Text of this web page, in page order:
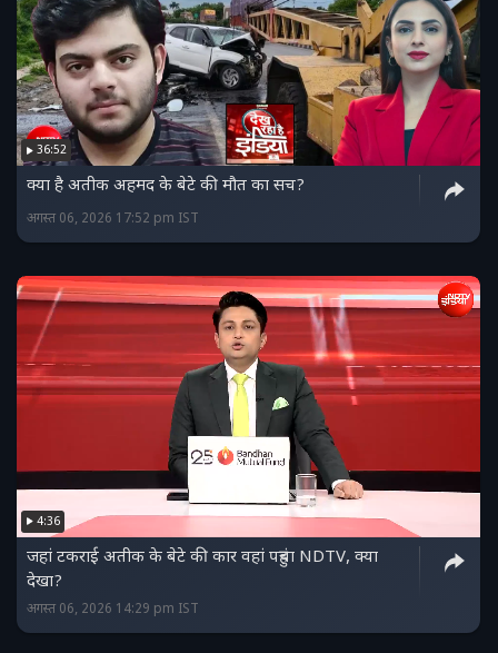
36:52
क्या है अतीक अहमद के बेटे की मौत का सच?
अगस्त 06, 2026 17:52 pm IST
4:36
जहां टकराई अतीक के बेटे की कार वहां पहुंचा NDTV, क्या
देखा?
अगस्त 06, 2026 14:29 pm IST